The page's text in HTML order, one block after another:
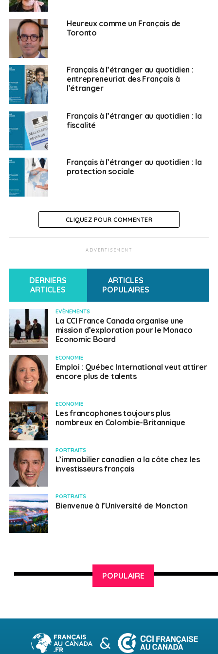
Heureux comme un Français de
Toronto
Français à l’étranger au quotidien :
entrepreneuriat des Français à
l’étranger
Français à l’étranger au quotidien : la
fiscalité
Français à l’étranger au quotidien : la
protection sociale
CLIQUEZ POUR COMMENTER
ADVERTISEMENT
DERNIERS
ARTICLES
ARTICLES
POPULAIRES
EVÈNEMENTS
La CCI France Canada organise une
mission d’exploration pour le Monaco
Economic Board
ECONOMIE
Emploi : Québec International veut attirer
encore plus de talents
ECONOMIE
Les francophones toujours plus
nombreux en Colombie-Britannique
PORTRAITS
L’immobilier canadien a la côte chez les
investisseurs français
PORTRAITS
Bienvenue à l’Université de Moncton
POPULAIRE